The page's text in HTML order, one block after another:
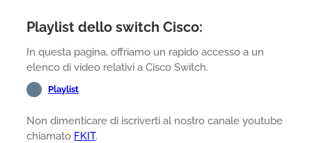
Playlist dello switch Cisco:
In questa pagina, offriamo un rapido accesso a un
elenco di video relativi a Cisco Switch.
Playlist
Non dimenticare di iscriverti al nostro canale youtube
chiamato FKIT.